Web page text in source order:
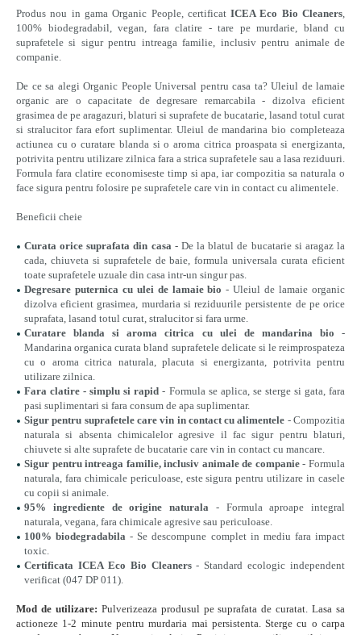
Produs nou in gama Organic People, certificatICEA Eco Bio Cleaners,
100% biodegradabil, vegan, fara clatire - tare pe murdarie, bland cu
suprafetele si sigur pentru intreaga familie, inclusiv pentru animale de
companie.
De ce sa alegi Organic People Universal pentru casa ta? Uleiul de lamaie
organic are o capacitate de degresare remarcabila - dizolva eficient
grasimea de pe aragazuri, blaturi si suprafete de bucatarie, lasand totul curat
si stralucitor fara efort suplimentar. Uleiul de mandarina bio completeaza
actiunea cu o curatare blanda si o aroma citrica proaspata si energizanta,
potrivita pentru utilizare zilnica fara a strica suprafetele sau a lasa reziduuri.
Formula fara clatire economiseste timp si apa, iar compozitia sa naturala o
face sigura pentru folosire pe suprafetele care vin in contact cu alimentele.
Beneficii cheie
Curata orice suprafata din casa- De la blatul de bucatarie si aragaz la
cada, chiuveta si suprafetele de baie, formula universala curata eficient
toate suprafetele uzuale din casa intr-un singur pas.
Degresare puternica cu ulei de lamaie bio - Uleiul de lamaie organic
dizolva eficient grasimea, murdaria si reziduurile persistente de pe orice
suprafata, lasand totul curat, stralucitor si fara urme.
Curatare blanda si aroma citrica cu ulei de mandarina bio -
Mandarina organica curata bland suprafetele delicate si le reimprospateza
cu o aroma citrica naturala, placuta si energizanta, potrivita pentru
utilizare zilnica.
Fara clatire - simplu si rapid - Formula se aplica, se sterge si gata, fara
pasi suplimentari si fara consum de apa suplimentar.
Sigur pentru suprafetele care vin in contact cu alimentele - Compozitia
naturala si absenta chimicalelor agresive il fac sigur pentru blaturi,
chiuvete si alte suprafete de bucatarie care vin in contact cu mancare.
Sigur pentru intreaga familie, inclusiv animale de companie- Formula
naturala, fara chimicale periculoase, este sigura pentru utilizare in casele
cu copii si animale.
95% ingrediente de origine naturala - Formula aproape integral
naturala, vegana, fara chimicale agresive sau periculoase.
100% biodegradabila - Se descompune complet in mediu fara impact
toxic.
Certificata ICEA Eco Bio Cleaners- Standard ecologic independent
verificat (047 DP 011).
Mod de utilizare: Pulverizeaza produsul pe suprafata de curatat. Lasa sa
actioneze 1-2 minute pentru murdaria mai persistenta. Sterge cu o carpa